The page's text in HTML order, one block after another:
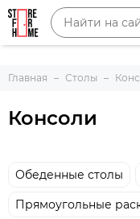
Главная Столы
Консоли
Обеденные столы
Прямоугольные